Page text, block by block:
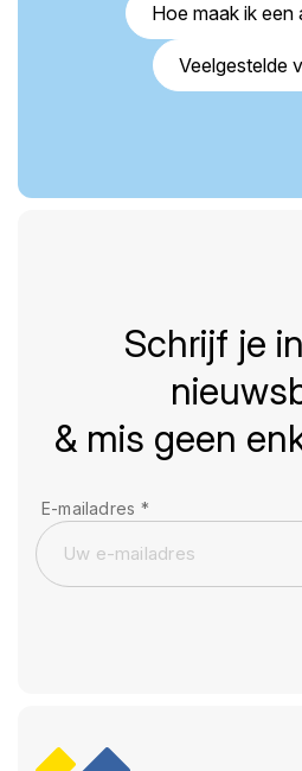
Hoe maak ik een
Veelgestelde
Schrijf je
& mis geen
E-mailadres *